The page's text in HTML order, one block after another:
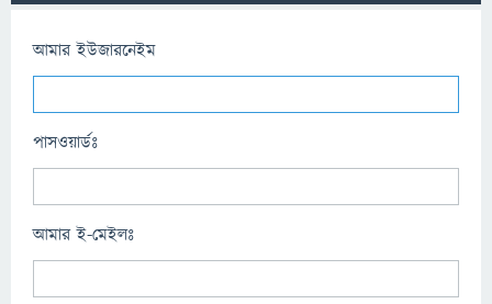
আমার ইউজারনেইম
পাসওয়ার্ডঃ
আমার ই-মেইলঃ